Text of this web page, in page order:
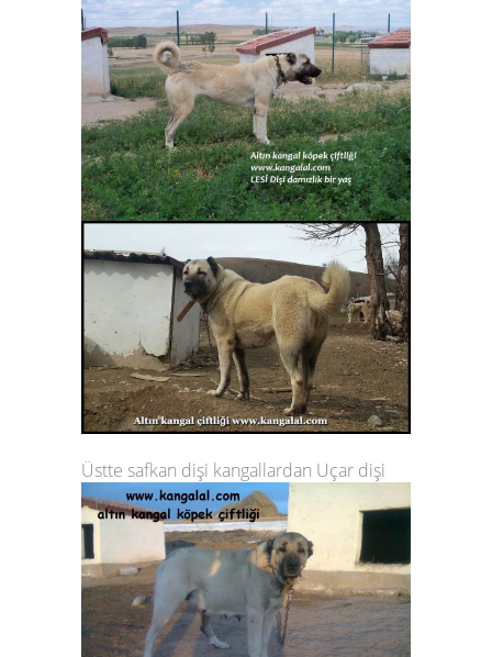
Üstte safkan dişi kangallardan Uçar dişi